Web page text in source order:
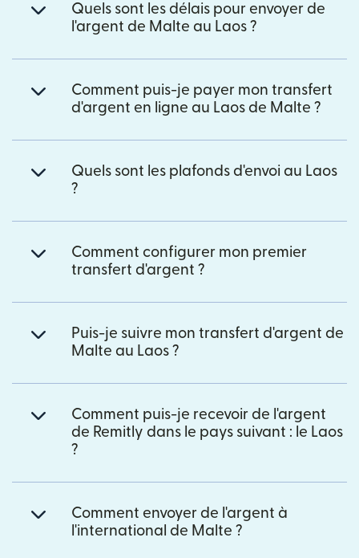
Quels sont les délais pour envoyer de
l'argent de Malte au Laos ?
Comment puis-je payer mon transfert
d'argent en ligne au Laos de Malte ?
Quels sont les plafonds d'envoi au Laos
?
Comment configurer mon premier
transfert d'argent ?
Puis-je suivre mon transfert d'argent de
Malte au Laos ?
Comment puis-je recevoir de l'argent
de Remitly dans le pays suivant : le Laos
?
Comment envoyer de l'argent à
l'international de Malte ?